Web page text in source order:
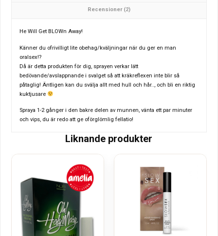
Recensioner (2)
He Will Get BLOWn Away!
Känner du ofrivilligt lite obehag/kväljningar när du ger en man
oralsex!?
Då är detta produkten för dig, sprayen verkar lätt
bedövande/avslappnande i svalget så att kräkreflexen inte blir så
påtaglig! Äntligen kan du svälja allt med hull och hår.., och bli en riktig
kuktjusare
Spraya 1-2 gånger i den bakre delen av munnen, vänta ett par minuter
och vips, du är redo att ge oförglömlig fellatio!
Liknande produkter